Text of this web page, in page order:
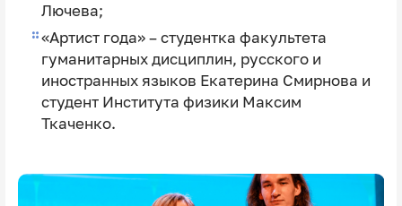
Лючева;
«Артист года» – студентка факультета
гуманитарных дисциплин, русского и
иностранных языков Екатерина Смирнова и
студент Института физики Максим
Ткаченко.